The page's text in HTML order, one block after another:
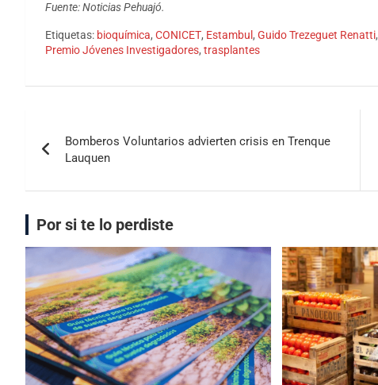
Fuente: Noticias Pehuajó.
Etiquetas: bioquímica, CONICET, Estambul , Guido Trezeguet Renatti,
Premio Jóvenes Investigadores, trasplantes
Bomberos Voluntarios advierten crisis en Trenque
Lauquen
Por si te lo perdiste